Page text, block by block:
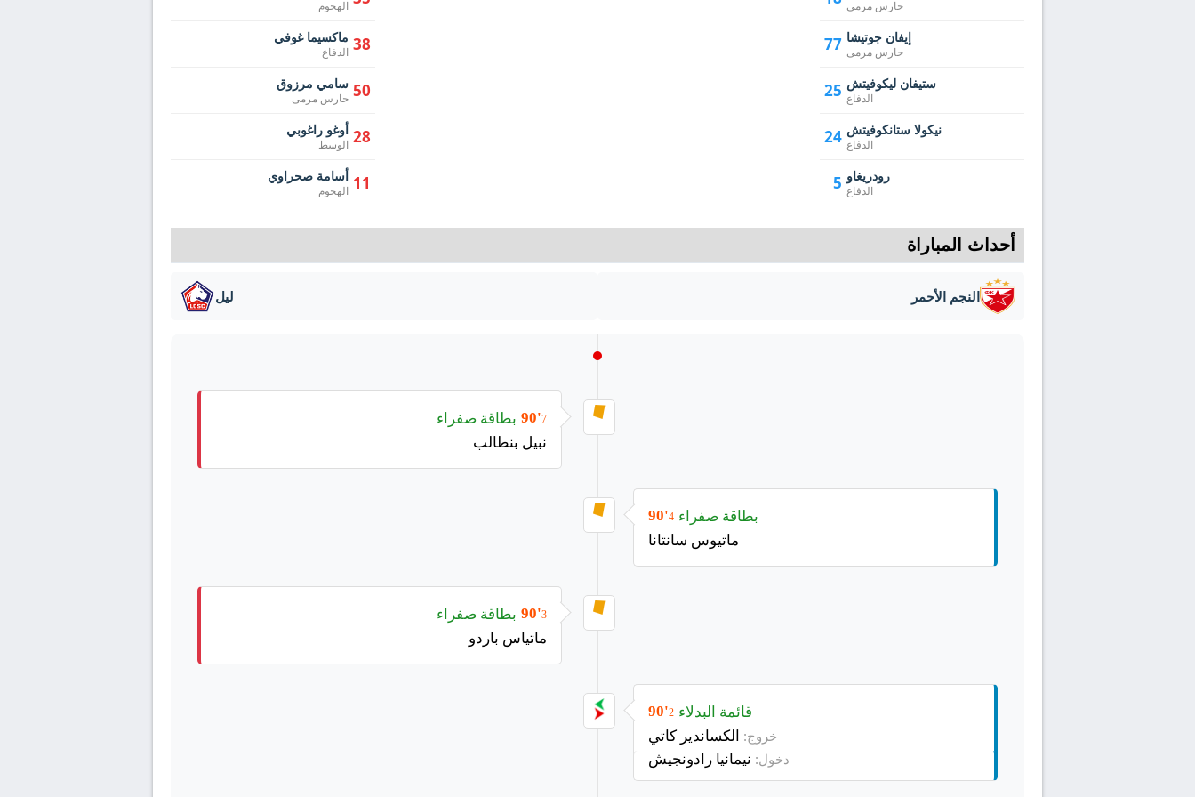
حارس مرمى
77 إيفان جوتيشا
حارس مرمى
25 ستيفان ليكوفيتش
الدفاع
24 نيكولا ستانكوفيتش
الدفاع
5 رودريغاو
الدفاع
الهجوم
38 ماكسيما غوفي
الدفاع
50 سامي مرزوق
حارس مرمى
28 أوغو راغوبي
الوسط
11 أسامة صحراوي
الهجوم
أحداث المباراة
النجم الأحمر ليل
90'7
بطاقة صفراء
نبيل بنطالب
90'4 بطاقة صفراء
ماتيوس سانتانا
90'3
بطاقة صفراء
ماتياس باردو
90'2 قائمة البدلاء
خروج: الكساندير كاتي
دخول: نيمانيا رادونجيش